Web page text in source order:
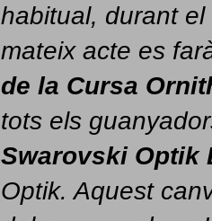
habitual, durant el
mateix acte es
de la Cursa
tots els
Swarovski Optik
Optik. Aquest